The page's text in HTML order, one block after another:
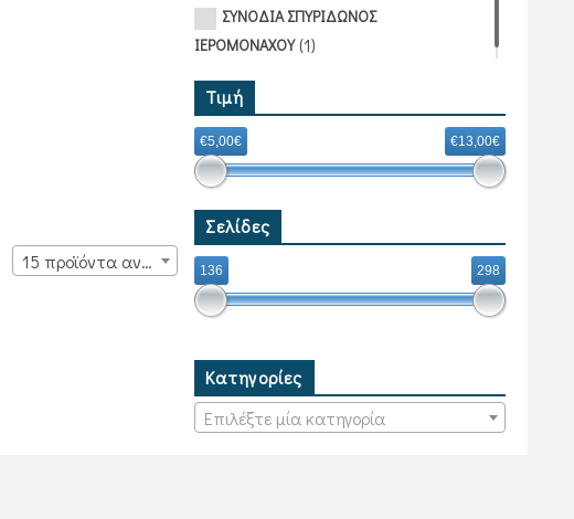
15 προϊόντα ανά σελίδα
ΣΥΝΟΔΙΑ ΣΠΥΡΙΔΩΝΟΣ
ΙΕΡΟΜΟΝΑΧΟΥ(1)
Τιμή
€5,00€ €13,00€
Σελίδες
136 298
Κατηγορίες
Επιλέξτε μία κατηγορία